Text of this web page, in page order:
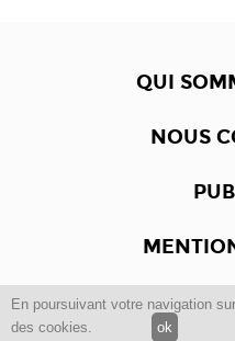
En poursuivant votre navigation
des cookies.
ok
QUI
NOUS
Copyright © 2012 -2017